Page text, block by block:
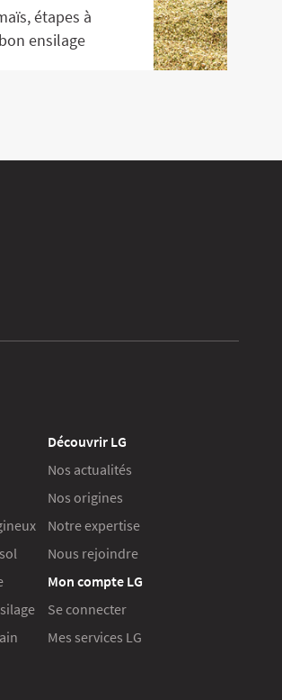
étapes à
ensilage
Découvrir LG
Nos actualités
Nos origines
Notre expertise
Nous rejoindre
Mon compte LG
Se connecter
Mes services LG